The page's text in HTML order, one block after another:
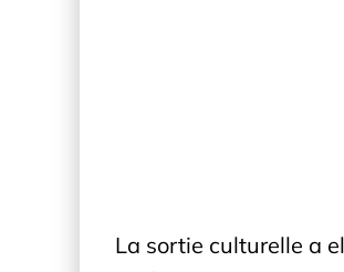
La sortie culturelle a